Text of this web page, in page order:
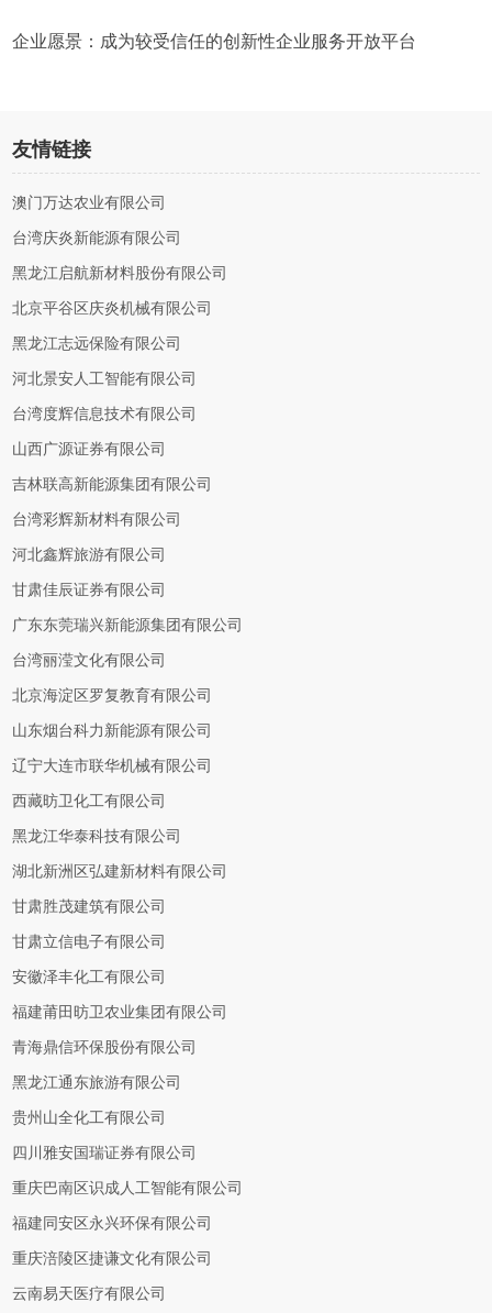
企业愿景：成为较受信任的创新性企业服务开放平台
友情链接
澳门万达农业有限公司
台湾庆炎新能源有限公司
黑龙江启航新材料股份有限公司
北京平谷区庆炎机械有限公司
黑龙江志远保险有限公司
河北景安人工智能有限公司
台湾度辉信息技术有限公司
山西广源证券有限公司
吉林联高新能源集团有限公司
台湾彩辉新材料有限公司
河北鑫辉旅游有限公司
甘肃佳辰证券有限公司
广东东莞瑞兴新能源集团有限公司
台湾丽滢文化有限公司
北京海淀区罗复教育有限公司
山东烟台科力新能源有限公司
辽宁大连市联华机械有限公司
西藏昉卫化工有限公司
黑龙江华泰科技有限公司
湖北新洲区弘建新材料有限公司
甘肃胜茂建筑有限公司
甘肃立信电子有限公司
安徽泽丰化工有限公司
福建莆田昉卫农业集团有限公司
青海鼎信环保股份有限公司
黑龙江通东旅游有限公司
贵州山全化工有限公司
四川雅安国瑞证券有限公司
重庆巴南区识成人工智能有限公司
福建同安区永兴环保有限公司
重庆涪陵区捷谦文化有限公司
云南易天医疗有限公司